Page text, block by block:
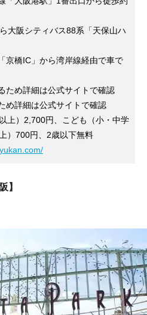
シティバス88系「天保山ハ
」から湾岸線経由で車で
ため詳細は公式サイトで確認
め詳細は公式サイトで確認
上）2,700円、こども（小・中学
）700円、2歳以下無料
】